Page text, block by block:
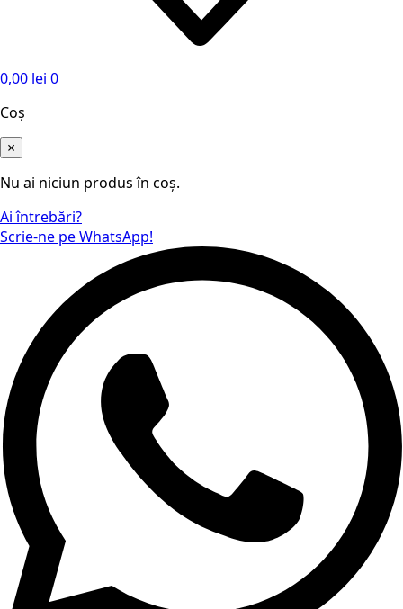
0,00 lei 0
Coș
×
Nu ai niciun produs în coș.
Ai întrebări?
Scrie-ne pe WhatsApp!